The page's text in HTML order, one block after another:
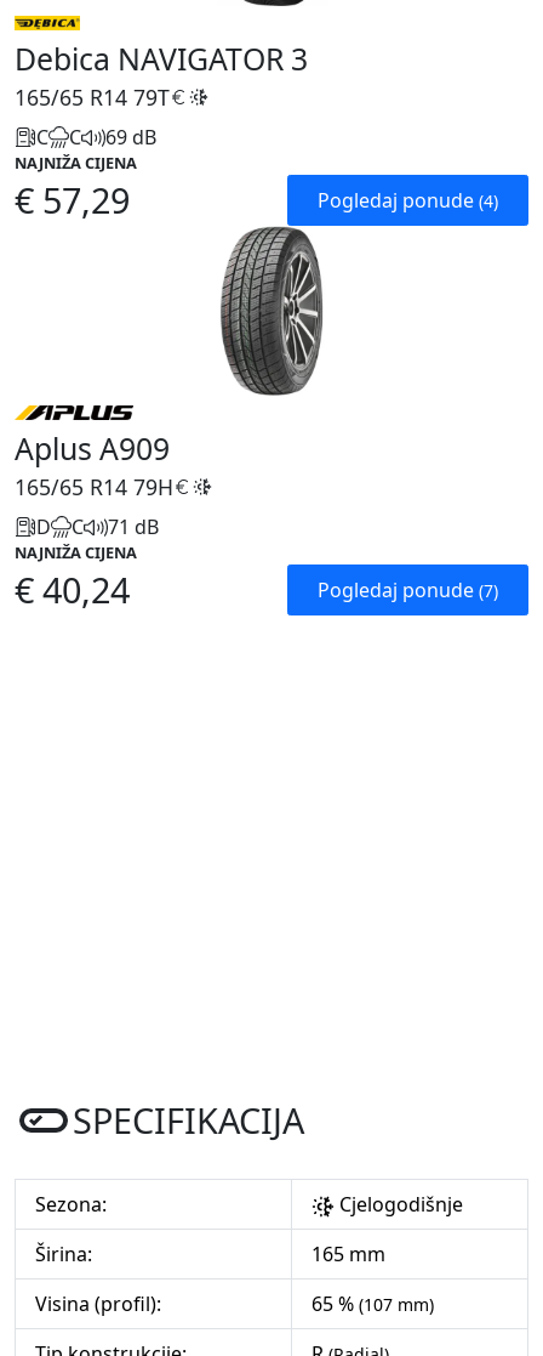
Debica NAVIGATOR 3
165/65 R14 79T
C C 69 dB
NAJNIŽA CIJENA
€ 57,29 Pogledaj ponude (4)
Aplus A909
165/65 R14 79H
D C 71 dB
NAJNIŽA CIJENA
€ 40,24 Pogledaj ponude (7)
SPECIFIKACIJA
Sezona:
Cjelogodišnje
Širina:
165 mm
Visina (profil):
65 % (107 mm)